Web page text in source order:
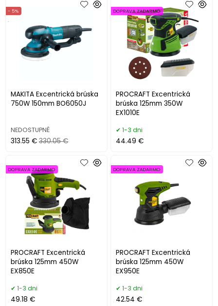
MAKITA Excentrická brúska
750W 150mm BO6050J
- 5%
.
NEDOSTUPNÉ
313.55 € 330.05 €
PROCRAFT Excentrická
brúska 125mm 350W
EX1010E
DOPRAVA ZADARMO
1-3 dni
44.49 €
PROCRAFT Excentrická
brúska 125mm 450W
EX850E
DOPRAVA ZADARMO
1-3 dni
49.18 €
PROCRAFT Excentrická
brúska 125mm 450W
EX950E
DOPRAVA ZADARMO
1-3 dni
42.54 €